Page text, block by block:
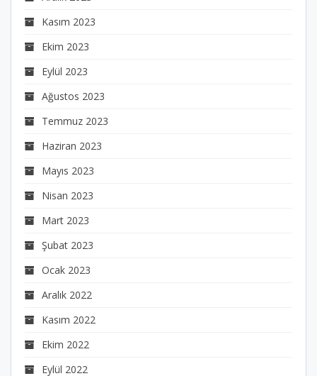
Kasım 2023
Ekim 2023
Eylül 2023
Ağustos 2023
Temmuz 2023
Haziran 2023
Mayıs 2023
Nisan 2023
Mart 2023
Şubat 2023
Ocak 2023
Aralık 2022
Kasım 2022
Ekim 2022
Eylül 2022